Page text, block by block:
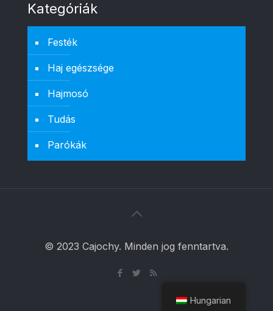
Kategóriák
Festék
Haj egészsége
Hajmosó
Tudás
Parókák
© 2023 Cajochy. Minden jog fenntartva.
Hungarian